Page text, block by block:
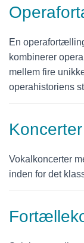
En
kombinerer
mellem fire
operahistoriens
Koncerter
Vokalkoncerter
inden for det